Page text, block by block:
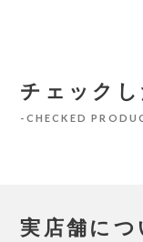
チェック
CHECKED
実店舗につ